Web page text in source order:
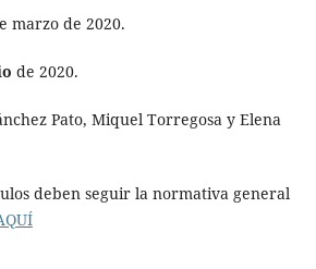
marzo de 2020.
de 2020.
Pato, Miquel Torregosa y Elena
deben seguir la normativa general